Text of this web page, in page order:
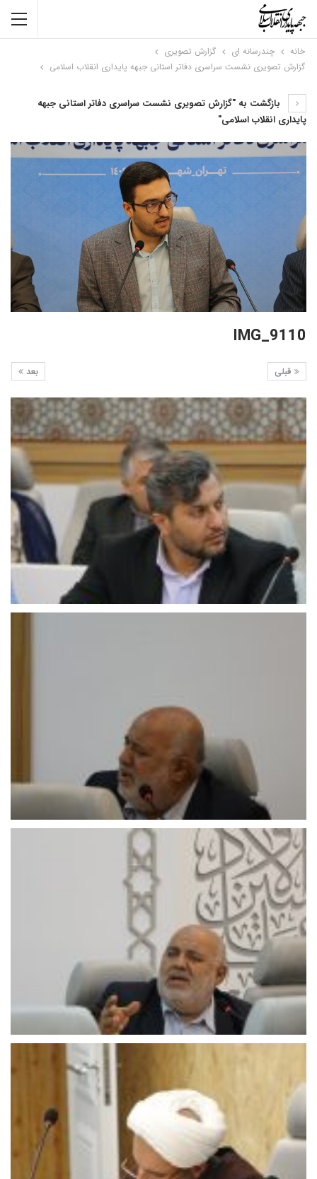
خانه چندرسانه ای
گزارش تصویری
گزارش تصویری نشست سراسری دفاتر استانی جبهه پایداری انقلاب اسلامی
بازگشت به "گزارش تصویری نشست سراسری دفاتر استانی جبهه
پایداری انقلاب اسلامی"
IMG_9110
بعد قبلی